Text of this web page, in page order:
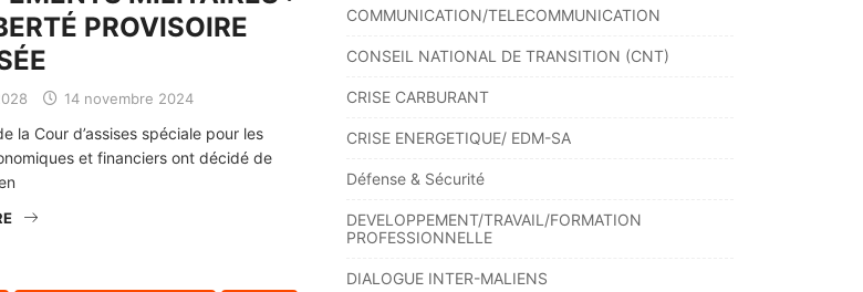
PROVISOIRE
14 novembre 2024
la Cour d’assises spéciale pour les
et financiers ont décidé de
COMMUNICATION/TELECOMMUNICATION
CONSEIL NATIONAL DE TRANSITION (CNT)
CRISE CARBURANT
CRISE ENERGETIQUE/ EDM-SA
Défense & Sécurité
DEVELOPPEMENT/TRAVAIL/FORMATION
PROFESSIONNELLE
DIALOGUE INTER-MALIENS